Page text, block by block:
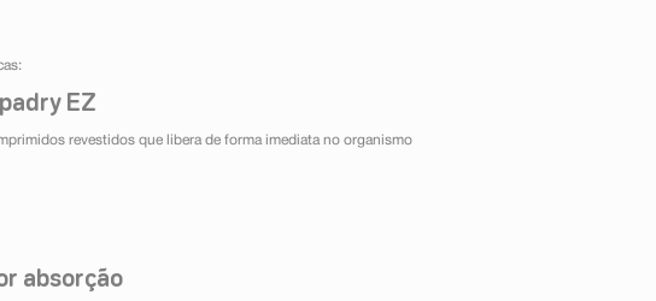
EZ
revestidos que libera de forma imediata no organismo
absorção